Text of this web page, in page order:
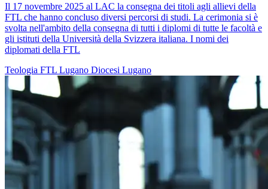
Il 17 novembre 2025 al LAC la consegna dei titoli agli allievi della
FTL che hanno concluso diversi percorsi di studi. La cerimonia si è
svolta nell'ambito della consegna di tutti i diplomi di tutte le facoltà e
gli istituti della Università della Svizzera italiana. I nomi dei
diplomati della FTL
Teologia FTL Lugano Diocesi Lugano